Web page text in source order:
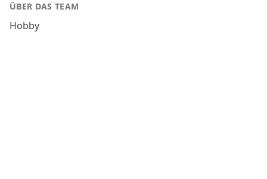
ÜBER DAS TEAM
Hobby